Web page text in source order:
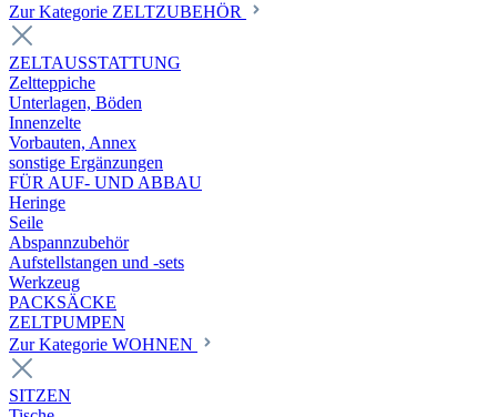
Zur Kategorie ZELTZUBEHÖR
ZELTAUSSTATTUNG
Zeltteppiche
Unterlagen, Böden
Innenzelte
Vorbauten, Annex
sonstige Ergänzungen
FÜR AUF- UND ABBAU
Heringe
Seile
Abspannzubehör
Aufstellstangen und -sets
Werkzeug
PACKSÄCKE
ZELTPUMPEN
Zur Kategorie WOHNEN
SITZEN